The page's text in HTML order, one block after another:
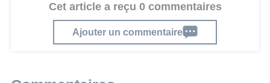
Cet article a reçu 0 commentaires
Ajouter un commentaire